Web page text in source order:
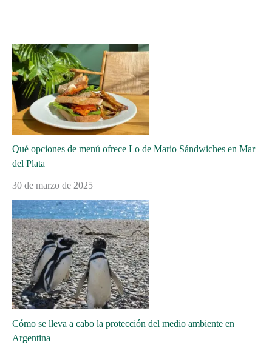
Qué opciones de menú ofrece Lo de Mario Sándwiches en Mar
del Plata
30 de marzo de 2025
Cómo se lleva a cabo la protección del medio ambiente en
Argentina